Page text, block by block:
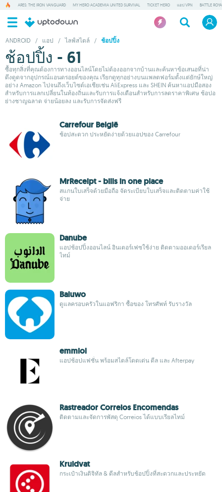
ARES: THE IRON VANGUARD MY HERO ACADEMIA UNITED SURVIVAL TICKET HERO แอป VPN BATTLE
ANDROID / แอป / ไลฟ์สไตล์ / ช้อปปิ้ง
ช้อปปิ้ง - 61
ซื้อทุกสิ่งที่คุณต้องการทางออนไลน์โดยไม่ต้องออกจากบ้านและค้นหาข้อเสนอที่น่า
ดึงดูดจากอุปกรณ์แอนดรอยด์ของคุณ เรียกดูทุกอย่างบนแพลตฟอร์มตั้งแต่ยักษ์ใหญ่
อย่าง Amazon ไปจนถึงเว็บไซต์เอเชียเช่น AliExpress และ SHEIN ค้นหาแอปมือสอง
สำหรับการแลกเปลี่ยนในท้องถิ่นและรับการแจ้งเตือนสำหรับการลดราคาพิเศษ ช้อปอ
ย่างชาญฉลาด จ่ายน้อยลง และรับการจัดส่งฟรี
Carrefour België
ช้อปสะดวก ประหยัดง่ายด้วยแอปของ Carrefour
MrReceipt - bills in one place
สแกนใบเสร็จด้วยมือถือ จัดระเบียบใบเสร็จและติดตามค่าใช้
จ่าย
Danube
แอปช้อปปิ้งออนไลน์ อินเตอร์เฟซใช้ง่าย ติดตามออเดอร์เรียล
ไทม์
Baluwo
ดูแลครอบครัวในแอฟริกา ซื้อของ โทรศัพท์ รับรางวัล
emmiol
แอปช้อปแฟชั่น พร้อมสไตล์โดดเด่น ดีล และ Afterpay
Rastreador Correios Encomendas
ติดตามและจัดการพัสดุ Correios ได้แบบเรียลไทม์
Kruidvat
กระเป๋าเงินดิจิทัล & ดีลสำหรับช้อปปิ้งที่สะดวกและประหยัด